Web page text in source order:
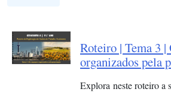
Roteiro | Tema 3 |
organizados pela
Explora neste roteiro a